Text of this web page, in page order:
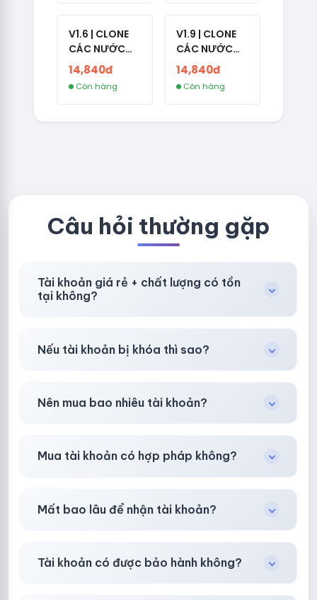
V1.6 | CLONE
CÁC NƯỚC
CÓ 2FA -
GERMANY -
TKQC TẠO
LIVE ADS - VER
14,840đ
Còn hàng
V1.9 | CLONE
CÁC NƯỚC
CÓ 2FA -
THAILAND -
VER MAIL
COM - CLONE
14,840đ
Còn hàng
Câu hỏi thường gặp
Tài khoản giá rẻ + chất lượng có tồn
tại không?
ưu tiên chất lượng, bảo hành hơn là giá rẻ nhất.
Nếu tài khoản bị khóa thì sao?
trợ đổi mới hoặc hoàn 100%.
Nên mua bao nhiêu tài khoản?
phòng.
Mua tài khoản có hợp pháp không?
ràng trước khi bạn mua.
Mất bao lâu để nhận tài khoản?
toán thành công.
Tài khoản có được bảo hành không?